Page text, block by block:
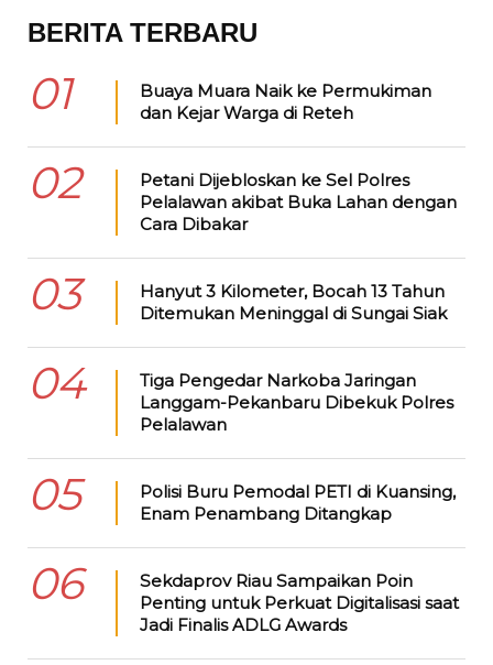
BERITA TERBARU
01
Buaya Muara Naik ke Permukiman
dan Kejar Warga di Reteh
02
Petani Dijebloskan ke Sel Polres
Pelalawan akibat Buka Lahan dengan
Cara Dibakar
03
Hanyut 3 Kilometer, Bocah 13 Tahun
Ditemukan Meninggal di Sungai Siak
04
Tiga Pengedar Narkoba Jaringan
Langgam-Pekanbaru Dibekuk Polres
Pelalawan
05
Polisi Buru Pemodal PETI di Kuansing,
Enam Penambang Ditangkap
06
Sekdaprov Riau Sampaikan Poin
Penting untuk Perkuat Digitalisasi saat
Jadi Finalis ADLG Awards